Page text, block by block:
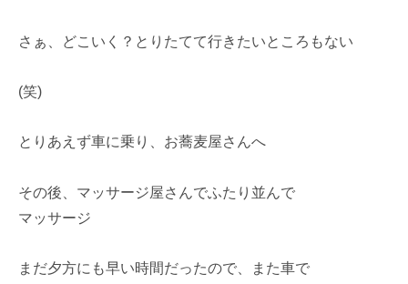
さぁ、どこいく？とりたてて行きたいところもない
(笑)
とりあえず車に乗り、お蕎麦屋さんへ
その後、マッサージ屋さんでふたり並んで
マッサージ
まだ夕方にも早い時間だったので、また車で